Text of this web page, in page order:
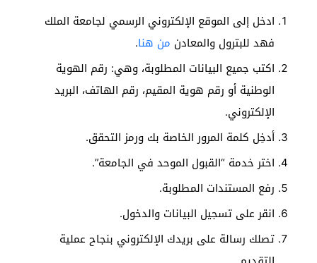
ادخل إلى الموقع الإلكتروني الرسمي لجامعة الملك
فهد للبترول والمعادن من هنا.
اكتب جميع البيانات المطلوبة، وهي: رقم الهوية
الوطنية أو رقم هوية المقيم، رقم الهاتف، البريد
الإلكتروني.
أدخِل كلمة المرور الخاصة بك ورمز التحقق.
اختر خدمة “القبول الموحد في الجامعة”.
رفع المستندات المطلوبة.
انقر على تسجيل البيانات والدخول.
تصلك رسالة على بريدك الإلكتروني بنجاح عملية